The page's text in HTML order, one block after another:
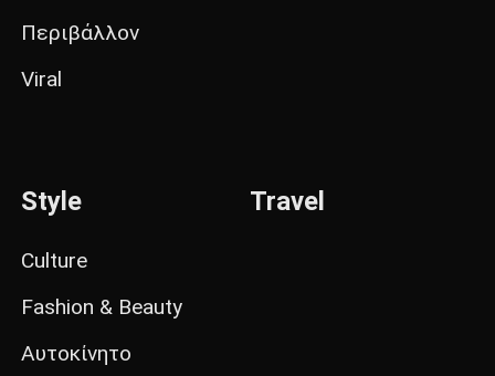
Περιβάλλον
Viral
Style
Culture
Fashion & Beauty
Αυτοκίνητο
Travel